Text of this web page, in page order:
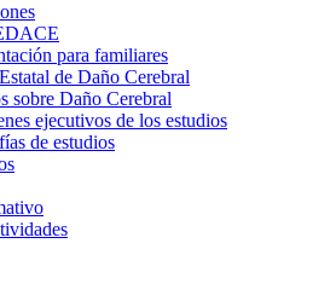
para familiares
de Daño Cerebral
sobre Daño Cerebral
ejecutivos de los estudios
de estudios